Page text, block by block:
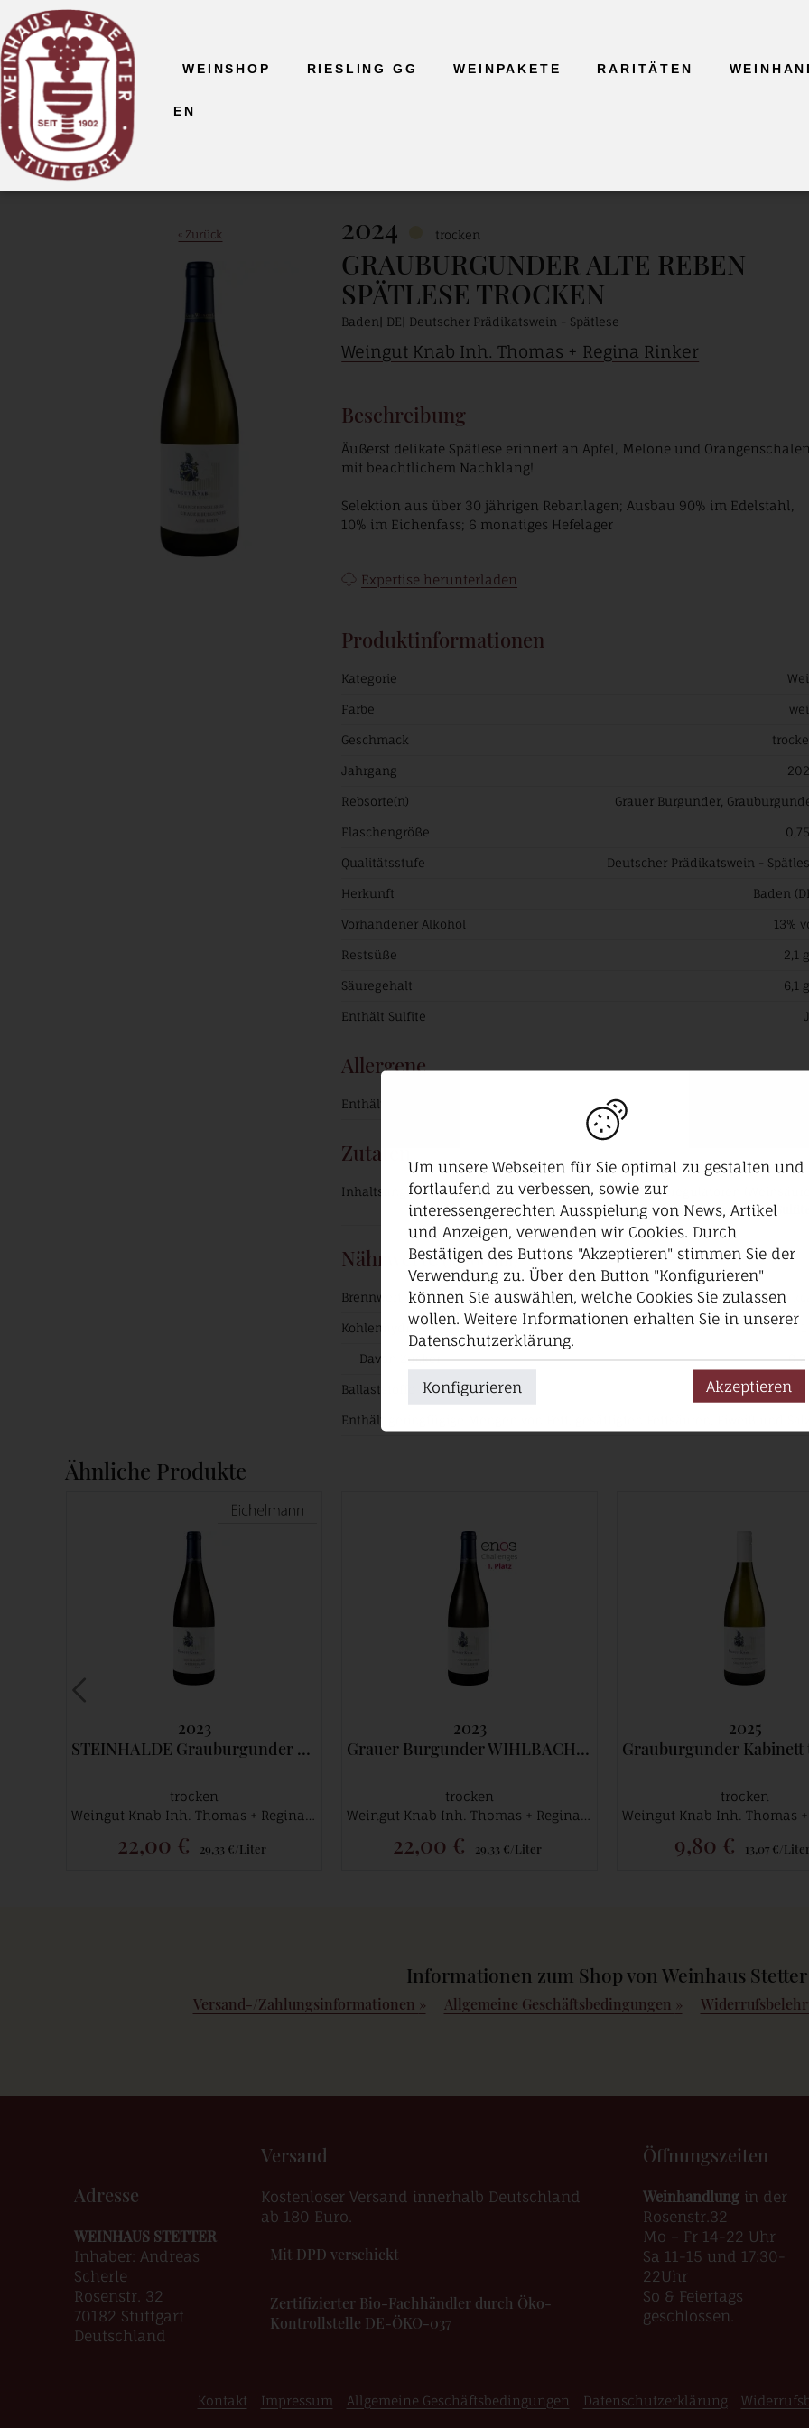
WEINSHOP RIESLING GG WEINPAKETE RARITÄTEN
EN
« Zurück 2024 trocken
GRAUBURGUNDER ALTE REBEN
SPÄTLESE TROCKEN
Baden DE Deutscher Prädikatswein - Spätlese
Weingut Knab Inh. Thomas + Regina Rinker
Beschreibung
Äußerst delikate Spätlese erinnert an Apfel, Melone und Orangenschalen
mit beachtlichem Nachklang!
Selektion aus über 30 jährigen Rebanlagen; Ausbau 90% im Edelstahl,
10% im Eichenfass; 6 monatiges Hefelager
Expertise herunterladen
Produktinformationen
Kategorie
Farbe
Geschmack
Jahrgang
Rebsorte(n) Grauer Burgunder,
Flaschengröße
Qualitätsstufe Deutscher Prädikatswein -
Herkunft Baden
Vorhandener Alkohol 13%
Restsüße 2,1
Säuregehalt 6,1
Enthält Sulfite
Allergene
Enthält Sulfite
Zutaten
Inhaltsangaben
Trauben, Säureregulatoren
Konservierungsstoffe (
Nährwerte(je 100 ml)
Brennwert 77 kJ / 18,4
Kohlenhydrate
Davon Zucker 0,2
Ballaststoffe
Enthält geringfügige Mengen von Fett, gesättigten Fettsäuren, Eiweiß und Salz.
Ähnliche Produkte
2023
STEINHALDE Grauburgunder *** Spätlese trocken
eichelmann
trocken
22,00 € 29,33 €/Liter
2023
Grauer Burgunder WIHLBACH *** Spätlese trocken
trocken
22,00 € 29,33 €/Liter
2025
Grauburgunder Kabinett trocken Endinger
trocken
9,80 € 13,07 €/Liter
Informationen zum Shop von Weinhaus Stetter
Versand-/Zahlungsinformationen » Allgemeine Geschäftsbedingungen »
Um unsere Webseiten für Sie optimal zu gestalten und
fortlaufend zu verbessen, sowie zur
interessengerechten Ausspielung von News, Artikel
und Anzeigen, verwenden wir Cookies. Durch
Bestätigen des Buttons "Akzeptieren" stimmen Sie der
Verwendung zu. Über den Button "Konfigurieren"
können Sie auswählen, welche Cookies Sie zulassen
wollen. Weitere Informationen erhalten Sie in unserer
Datenschutzerklärung.
Konfigurieren Akzeptieren
Adresse
WEINHAUS STETTER
Inhaber: Andreas
Scherle
Rosenstr. 32
70182 Stuttgart
Deutschland
Versand
Kostenloser Versand innerhalb Deutschland
ab 180 Euro.
Mit DPD verschickt
Zertifizierter Bio-Fachhändler durch Öko-
Kontrollstelle DE-ÖKO-037
Öffnungszeiten
Weinhandlungin der
Rosenstr.32
Mo – Fr 14-22 Uhr
Sa 11-15 und 17:30-
22Uhr
So & Feiertags
geschlossen.
Kontakt Impressum Allgemeine Geschäftsbedingungen Datenschutzerklärung